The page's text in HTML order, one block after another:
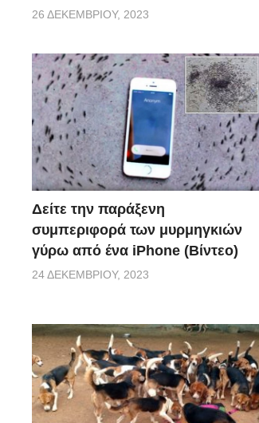
26 ΔΕΚΕΜΒΡΊΟΥ, 2023
Δείτε την παράξενη
συμπεριφορά των μυρμηγκιών
γύρω από ένα iPhone (Βίντεο)
24 ΔΕΚΕΜΒΡΊΟΥ, 2023